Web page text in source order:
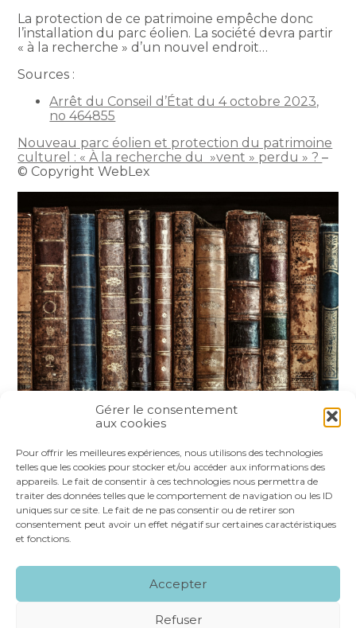
Gérer le consentement
aux cookies
Pour offrir les meilleures expériences, nous utilisons des technologies
telles que les cookies pour stocker et/ou accéder aux informations des
appareils. Le fait de consentir à ces technologies nous permettra de
traiter des données telles que le comportement de navigation ou les ID
uniques sur ce site. Le fait de ne pas consentir ou de retirer son
consentement peut avoir un effet négatif sur certaines caractéristiques
et fonctions.
Accepter
Refuser
La protection de ce patrimoine empêche donc
l’installation du parc éolien. La société devra partir
« à la recherche » d’un nouvel endroit…
Sources :
Arrêt du Conseil d’État du 4 octobre 2023,
no 464855
Nouveau parc éolien et protection du patrimoine
culturel : « À la recherche du »vent » perdu » ?–
© Copyright WebLex
FaceBook
TwitterLinkedIn
Footer
NOS SERVICES
NOS SPÉCIALITÉS
RECRUTEMENT CONTACT